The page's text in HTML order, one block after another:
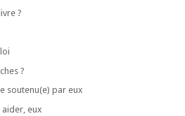
?
?
soutenu(e) par eux
eux